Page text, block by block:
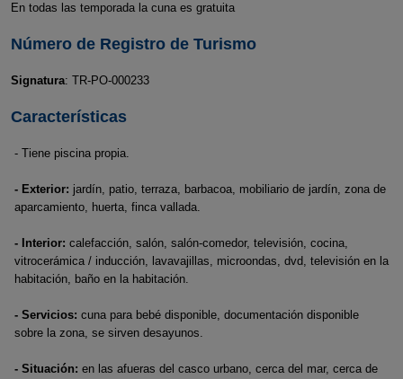
En todas las temporada la cuna es gratuita
Número de Registro de Turismo
Signatura: TR-PO-000233
Características
- Tiene piscina propia.
- Exterior: jardín, patio, terraza, barbacoa, mobiliario de jardín, zona de
aparcamiento, huerta, finca vallada.
- Interior: calefacción, salón, salón-comedor, televisión, cocina,
vitrocerámica / inducción, lavavajillas, microondas, dvd, televisión en la
habitación, baño en la habitación.
- Servicios: cuna para bebé disponible, documentación disponible
sobre la zona, se sirven desayunos.
- Situación: en las afueras del casco urbano, cerca del mar, cerca de